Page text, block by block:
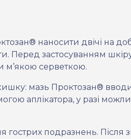
наносити двічі на
Перед застосуванням
м’якою серветкою.
мазь Проктозан®
аплікатора, у разі
гострих подразнень. Після